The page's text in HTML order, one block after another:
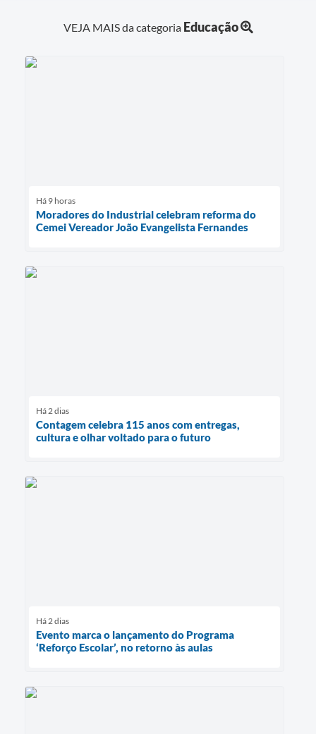
VEJA MAIS da categoria Educação
Há 9 horas
Moradores do Industrial celebram reforma do
Cemei Vereador João Evangelista Fernandes
Há 2 dias
Contagem celebra 115 anos com entregas,
cultura e olhar voltado para o futuro
Há 2 dias
Evento marca o lançamento do Programa
‘Reforço Escolar’, no retorno às aulas